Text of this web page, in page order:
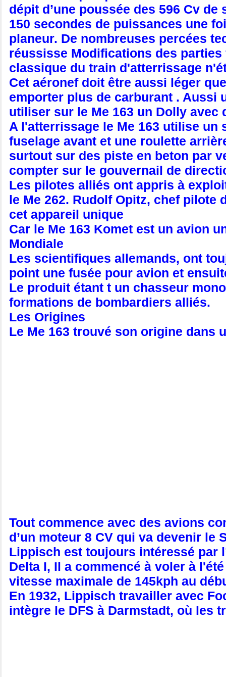
dépit d’une poussée des 596 Cv
150 secondes de puissances une
planeur. De nombreuses percées
réussisse Modifications des
classique du train d'atterrissage
Cet aéronef doit être aussi léger
emporter plus de carburant . Aussi
utiliser sur le Me 163 un Dolly
A l'atterrissage le Me 163 utilise
fuselage avant et une roulette
surtout sur des piste en beton par
compter sur le gouvernail de
Les pilotes alliés ont appris à
le Me 262. Rudolf Opitz, chef pilote
cet appareil unique
Car le Me 163 Komet est un avion
Mondiale
Les scientifiques allemands, ont
point une fusée pour avion et
Le produit étant t un chasseur
formations de bombardiers alliés.
Les Origines
Le Me 163 trouvé son origine dans
Tout commence avec des avions
d’un moteur 8 CV qui va devenir le
Lippisch est toujours intéressé par
Delta I, Il a commencé à voler à
vitesse maximale de 145kph au
En 1932, Lippisch travailler avec
intègre le DFS à Darmstadt, où les